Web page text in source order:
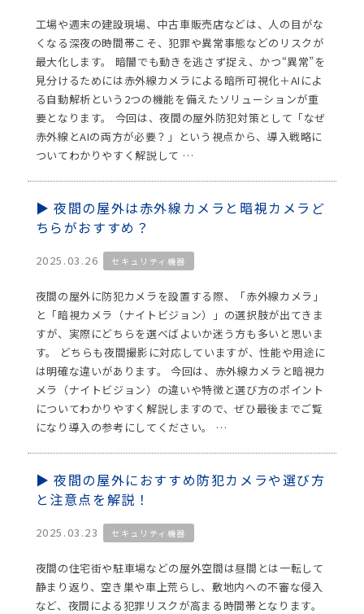
工場や週末の建設現場、中古車販売店などは、人の目がな
くなる深夜の時間帯こそ、犯罪や異常事態などのリスクが
最大化します。 暗闇でも動きを逃さず捉え、かつ“異常”を
見分けるためには赤外線カメラによる暗所可視化＋AIによ
る自動解析という2つの機能を備えたソリューションが重
要となります。 今回は、夜間の屋外防犯対策として「なぜ
赤外線とAIの両方が必要？」という視点から、導入戦略に
ついてわかりやすく解説して …
夜間の屋外は赤外線カメラと暗視カメラど
ちらがおすすめ？
2025.03.26 セキュリティ機器
夜間の屋外に防犯カメラを設置する際、「赤外線カメラ」
と「暗視カメラ（ナイトビジョン）」の選択肢が出てきま
すが、実際にどちらを選べばよいか迷う方も多いと思いま
す。 どちらも夜間撮影に対応していますが、性能や用途に
は明確な違いがあります。 今回は、赤外線カメラと暗視カ
メラ（ナイトビジョン）の違いや特徴と選び方のポイント
についてわかりやすく解説しますので、ぜひ最後までご覧
になり導入の参考にしてください。 …
夜間の屋外におすすめ防犯カメラや選び方
と注意点を解説！
2025.03.23 セキュリティ機器
夜間の住宅街や駐車場などの屋外空間は昼間とは一転して
静まり返り、空き巣や車上荒らし、敷地内への不審な侵入
など、夜間による犯罪リスクが高まる時間帯となります。